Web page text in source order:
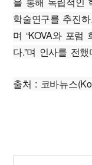
학술연구를 추진
며 “KOVA와 포럼
다.”며 인사를 전했
출처 : 코바뉴스